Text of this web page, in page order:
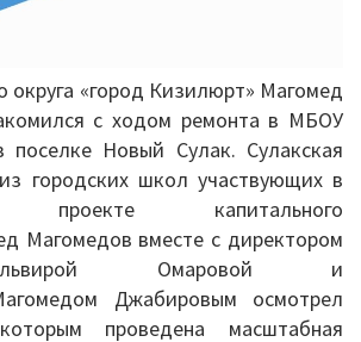
оценка качества
учебный год
учебный год
справка
округа «город Кизилюрт» Магомед
с ходом ремонта в МБОУ
Новый Сулак. Сулакская
городских школ участвующих в
проекте капитального
Магомедов вместе с директором
Омаровой и
Джабировым осмотрел
проведена масштабная